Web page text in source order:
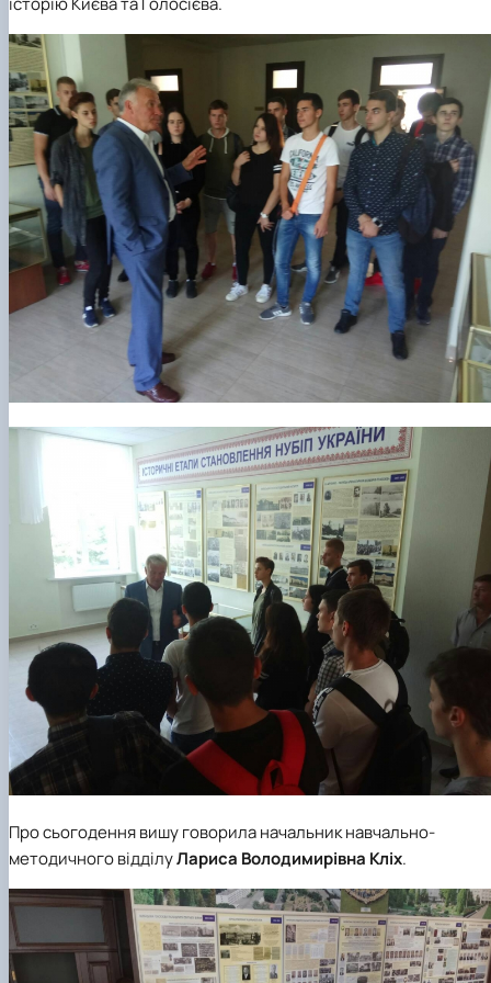
Про сьогодення вишу говорила начальник навчально-
методичного відділуЛариса Володимирівна Кліх.